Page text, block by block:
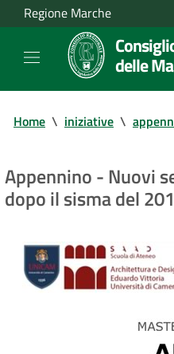
Regione Marche
delle
Home \ iniziative \
Appennino - Nuovi
dopo il sisma del